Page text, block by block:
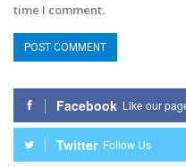
time I comment.
Facebook Like our
Twitter Follow Us